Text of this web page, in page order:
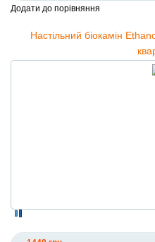
Додати до порівняння
Настільний біокамін